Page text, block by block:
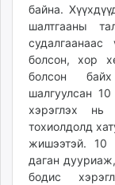
unread.today
байна.
шалтгааны
болсон, хор
болсон
шалгуулсан
хэрэглэх
тохиолдолд
жишээтэй. 10
даган
бодис